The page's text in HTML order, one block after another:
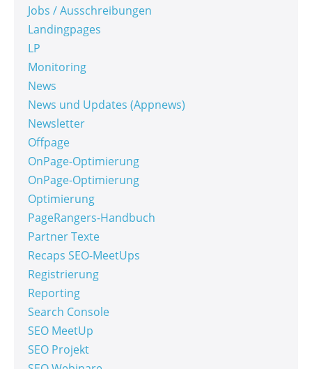
Jobs / Ausschreibungen
Landingpages
LP
Monitoring
News
News und Updates (Appnews)
Newsletter
Offpage
OnPage-Optimierung
OnPage-Optimierung
Optimierung
PageRangers-Handbuch
Partner Texte
Recaps SEO-MeetUps
Registrierung
Reporting
Search Console
SEO MeetUp
SEO Projekt